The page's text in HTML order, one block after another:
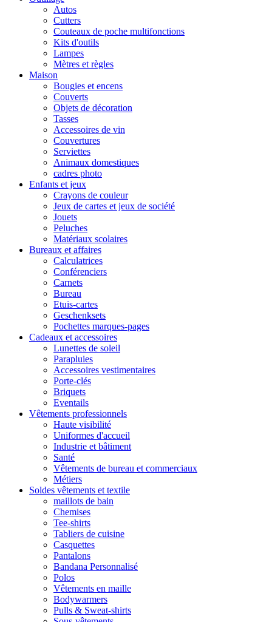
Autos
Cutters
Couteaux de poche multifonctions
Kits d'outils
Lampes
Mètres et règles
Maison
Bougies et encens
Couverts
Objets de décoration
Tasses
Accessoires de vin
Couvertures
Serviettes
Animaux domestiques
cadres photo
Enfants et jeux
Crayons de couleur
Jeux de cartes et jeux de société
Jouets
Peluches
Matériaux scolaires
Bureaux et affaires
Calculatrices
Conférenciers
Carnets
Bureau
Etuis-cartes
Geschenksets
Pochettes marques-pages
Cadeaux et accessoires
Lunettes de soleil
Parapluies
Accessoires vestimentaires
Porte-clés
Briquets
Eventails
Vêtements professionnels
Haute visibilité
Uniformes d'accueil
Industrie et bâtiment
Santé
Vêtements de bureau et commerciaux
Métiers
Soldes vêtements et textile
maillots de bain
Chemises
Tee-shirts
Tabliers de cuisine
Casquettes
Pantalons
Bandana Personnalisé
Polos
Vêtements en maille
Bodywarmers
Pulls & Sweat-shirts